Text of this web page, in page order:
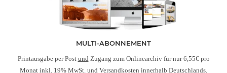
MULTI-ABONNEMENT
Printausgabe per Post und Zugang zum Onlinearchiv für nur 6,55€ pro
Monat inkl. 19% MwSt. und Versandkosten innerhalb Deutschlands.